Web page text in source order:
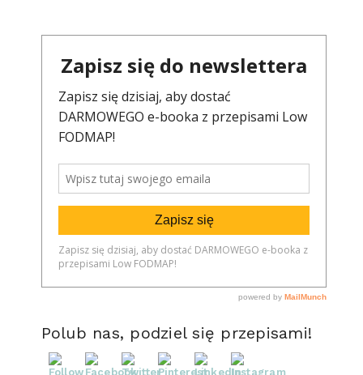
Polub nas, podziel się przepisami!